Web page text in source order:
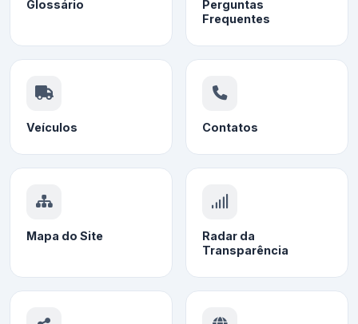
Glossário
Perguntas
Frequentes
Veículos Contatos
Mapa do Site
Radar da
Transparência